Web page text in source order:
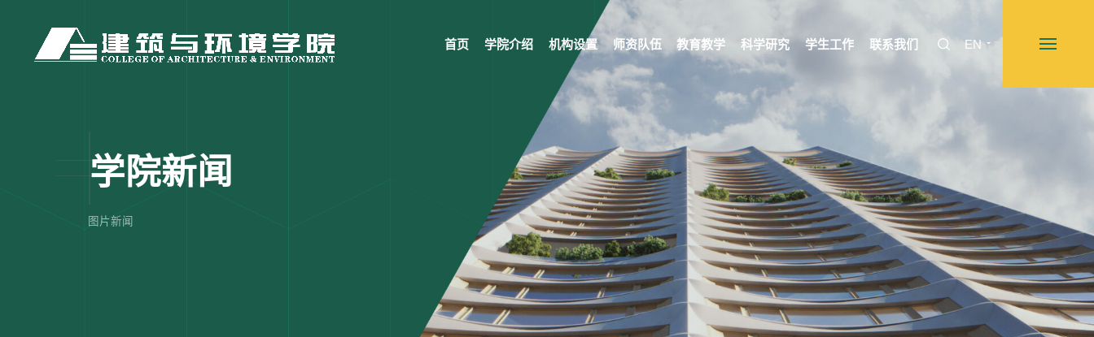
首页 学院介绍 机构设置 师资队伍 教育教学 科学研究 学生工作 联系我们 EN
学院新闻
图片新闻